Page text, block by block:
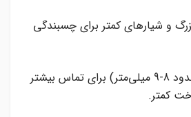
و شیارهای کمتر برای چسبندگی
: کم‌عمق‌تر (حدود 8-9 میلی‌متر) برای تماس بیشتر
کمتر.